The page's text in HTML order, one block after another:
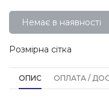
Немає в наявності
Розмірна сітка
ОПИС ОПЛАТА /